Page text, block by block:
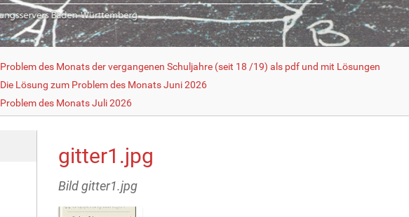
Problem des Monats der vergangenen Schuljahre (seit 18 /19) als pdf und mit Lösungen
Die Lösung zum Problem des Monats Juni 2026
Problem des Monats Juli 2026
gitter1.jpg
Bild gitter1.jpg